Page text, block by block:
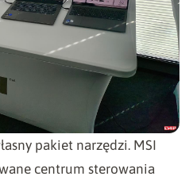
pakiet narzędzi. MSI
centrum sterowania